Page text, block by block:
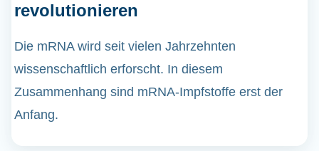
revolutionieren
Die mRNA wird seit vielen Jahrzehnten
wissenschaftlich erforscht. In diesem
Zusammenhang sind mRNA-Impfstoffe erst der
Anfang.